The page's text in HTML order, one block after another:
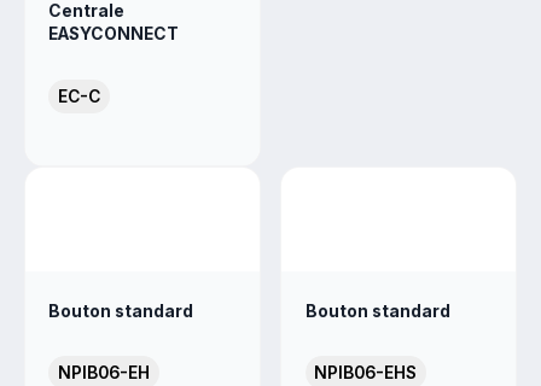
Centrale
EASYCONNECT
EC-C
Bouton standard
NPIB06-EH
Bouton standard
NPIB06-EHS